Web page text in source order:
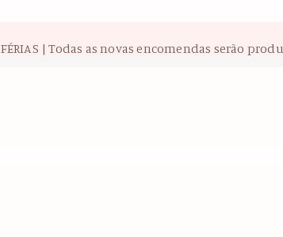
FÉRIAS | Todas as novas encomendas serão